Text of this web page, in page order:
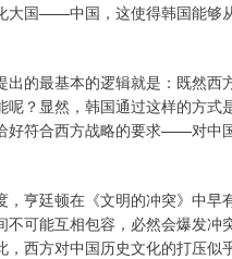
大国——中国，这使得韩国能够
出的最基本的逻辑就是：既然西
呢？显然，韩国通过这样的方式
好符合西方战略的要求——对中
亨廷顿在《文明的冲突》中早
不可能互相包容，必然会爆发冲
，西方对中国历史文化的打压似